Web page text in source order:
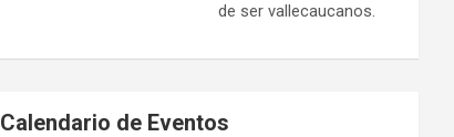
de ser vallecaucanos.
Calendario de Eventos